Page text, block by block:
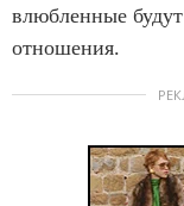
влюбленные
отношения.